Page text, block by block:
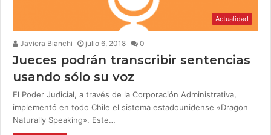
Actualidad
Javiera Bianchi julio 6, 2018 0
Jueces podrán transcribir sentencias
usando sólo su voz
El Poder Judicial, a través de la Corporación Administrativa,
implementó en todo Chile el sistema estadounidense «Dragon
Naturally Speaking». Este…